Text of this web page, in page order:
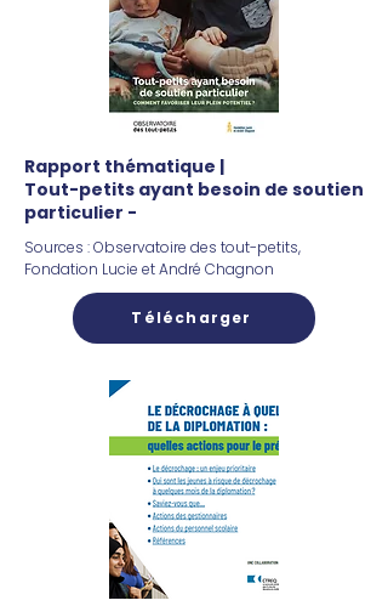
Rapport thématique |
Tout-petits ayant besoin de soutien
particulier -
Sources : Observatoire des tout-petits,
Fondation Lucie et André Chagnon
Télécharger